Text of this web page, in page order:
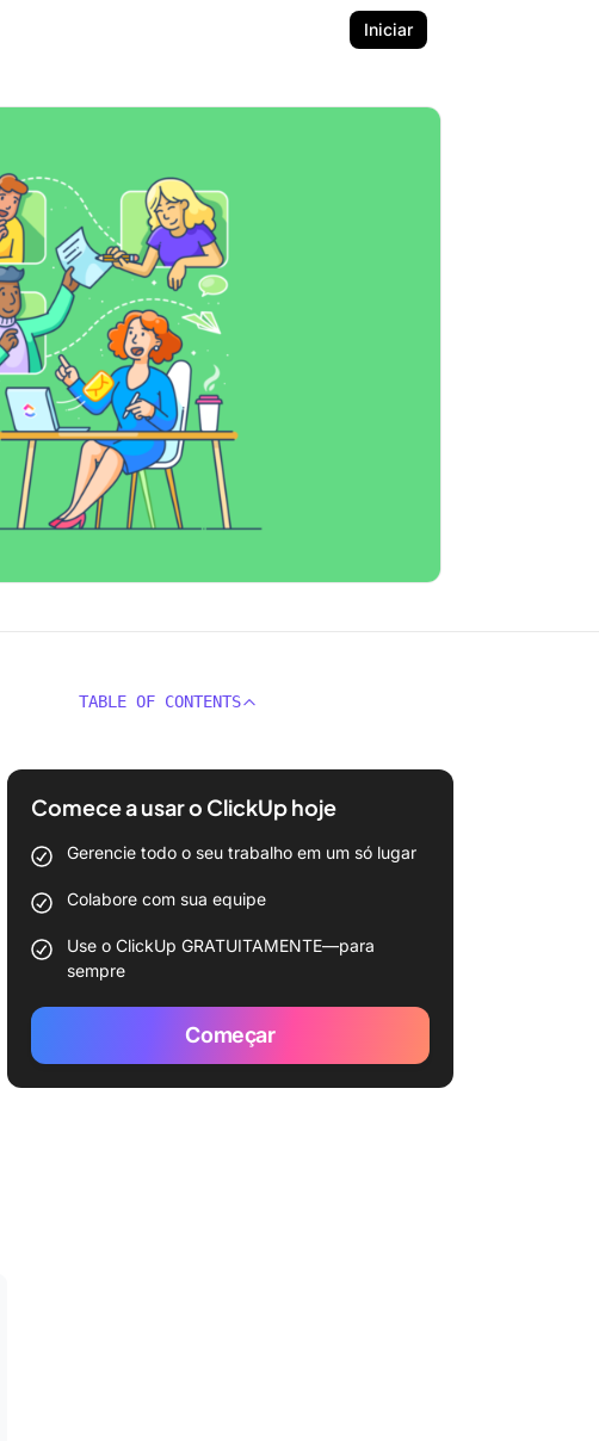
Iniciar
TABLE OF CONTENTS
Comece a usar o ClickUp hoje
Gerencie todo o seu trabalho em um só lugar
Colabore com sua equipe
Use o ClickUp GRATUITAMENTE—para
sempre
Começar